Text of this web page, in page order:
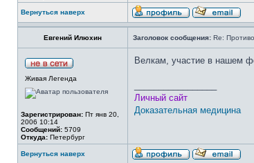
Вернуться наверх
Евгений Илюхин Заголовок сообщения: Re:
Живая Легенда
Зарегистрирован: Пт янв 20,
2006 10:14
Сообщений: 5709
Откуда: Петербург
Велкам, участие в нашем
Личный сайт
Доказательная медицина
Вернуться наверх